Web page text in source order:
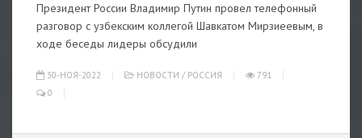
Президент России Владимир Путин провел телефонный
разговор с узбекским коллегой Шавкатом Мирзиеевым, в
ходе беседы лидеры обсудили
30-НОЯ-2022 НОВОСТИ / РОССИЯ
791
0